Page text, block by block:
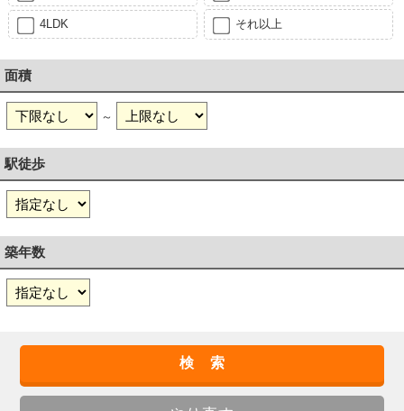
4LDK それ以上
面積
～
駅徒歩
築年数